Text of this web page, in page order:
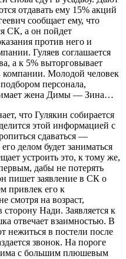
отдавать ему 15% акций
сообщает ему, что
СК, а он пойдет
против него и
Гуляев соглашается
а к 5% выторговывает
компании. Молодой человек
персонала,
жена Димы — Зина…
что Гулякин собирается
этой информацией с
сдаваться —
делом будет заниматься
устроить это, к тому же,
дабы не потерять
пишет заявление в СК о
привлек его к
смотря на возраст,
Нади. Заявляется к
отвечает взаимностью. В
нежиться в постели после
звонок. На пороге
с большим плюшевым